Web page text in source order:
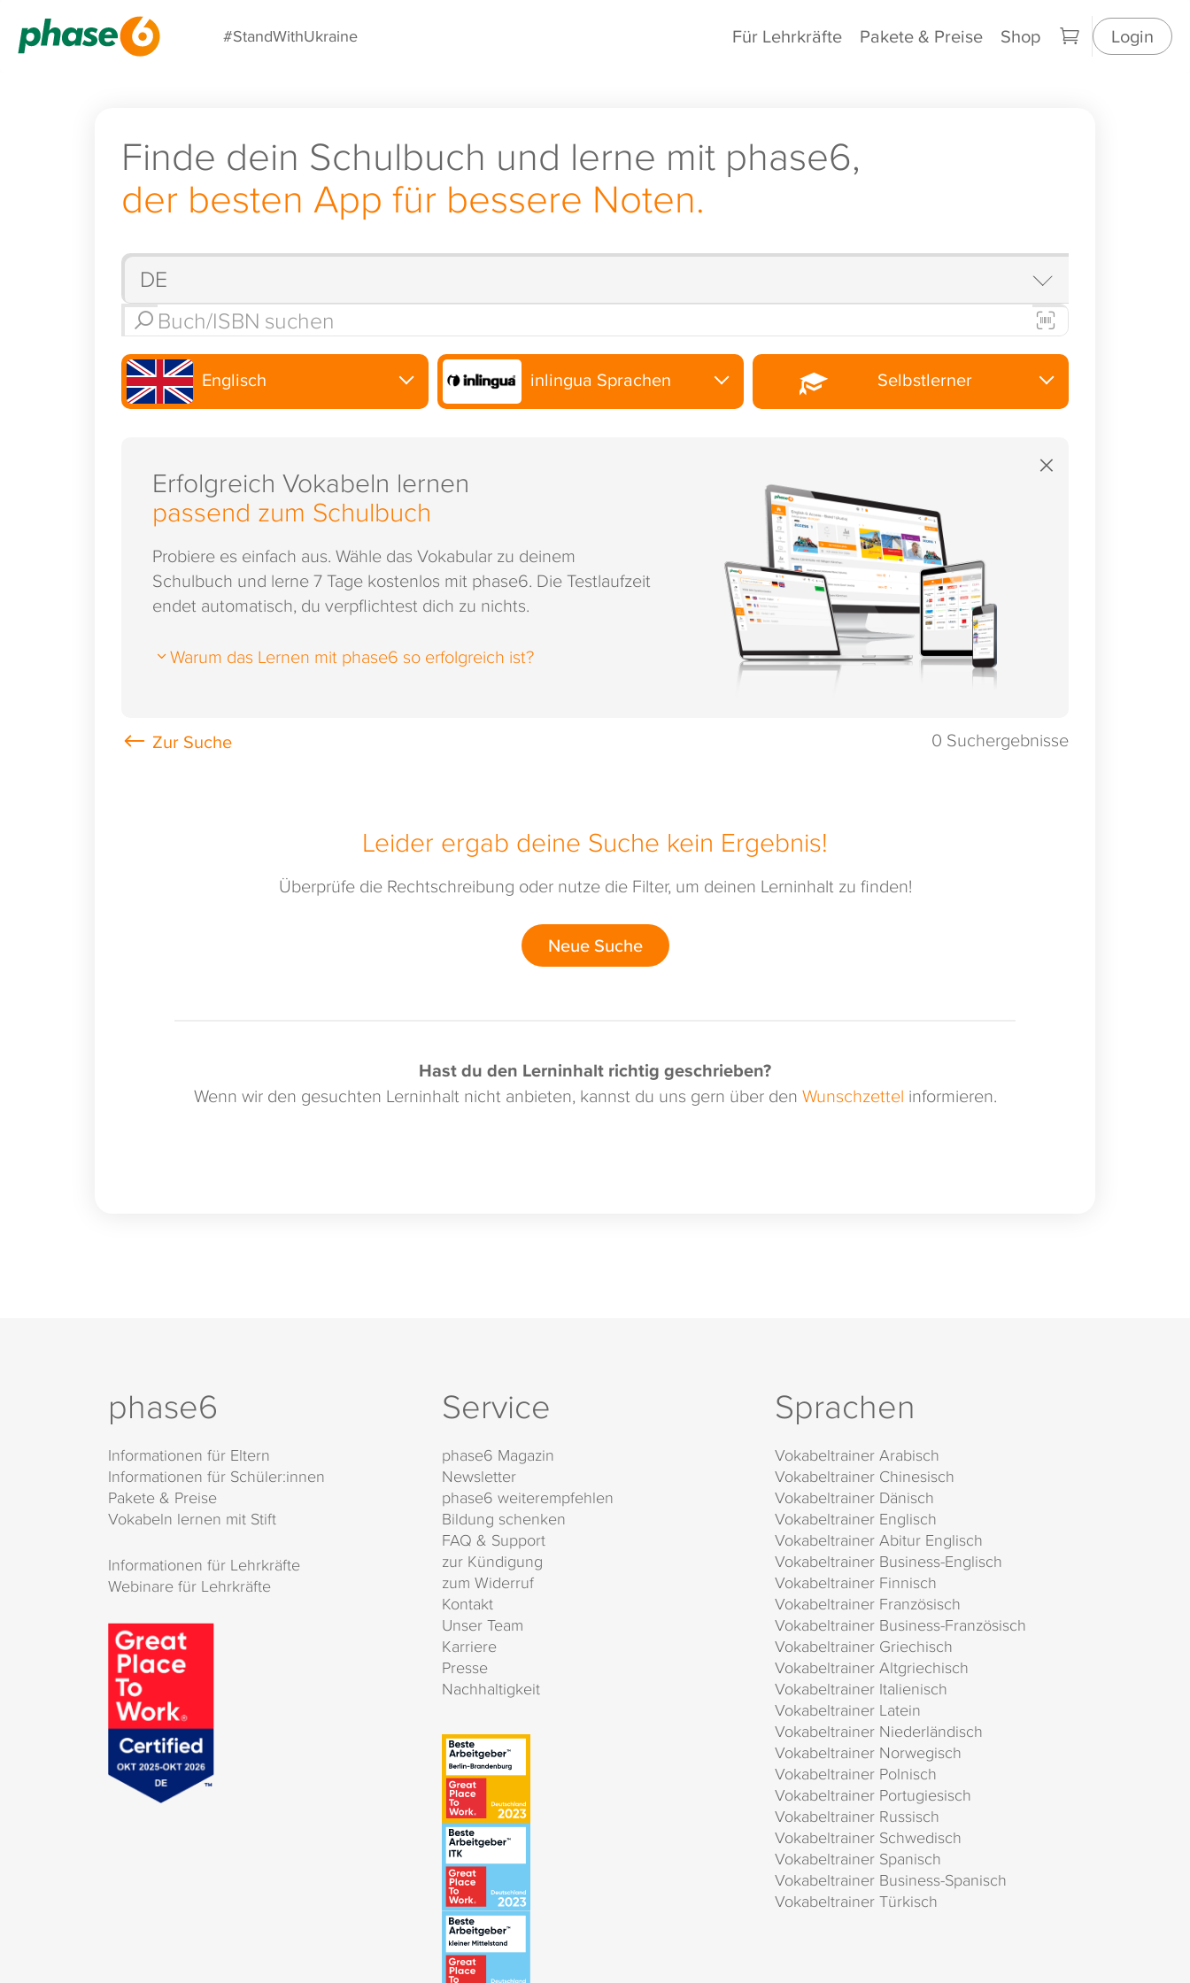
#StandWithUkraine Für Lehrkräfte Pakete & Preise Shop Login
Finde dein Schulbuch und lerne mit phase6,
der besten App für bessere Noten.
Englisch inlingua Sprachen Selbstlerner
×
Erfolgreich Vokabeln lernen
passend zum Schulbuch
Probiere es einfach aus. Wähle das Vokabular zu deinem
Schulbuch und lerne 7 Tage kostenlos mit phase6. Die Testlaufzeit
endet automatisch, du verpflichtest dich zu nichts.
Warum das Lernen mit phase6 so erfolgreich ist?
0 Suchergebnisse
Leider ergab deine Suche kein Ergebnis!
Überprüfe die Rechtschreibung oder nutze die Filter, um deinen Lerninhalt zu finden!
Neue Suche
Hast du den Lerninhalt richtig geschrieben?
Wenn wir den gesuchten Lerninhalt nicht anbieten, kannst du uns gern über den Wunschzettel informieren.
phase6
Informationen für Eltern
Informationen für Schüler:innen
Pakete & Preise
Vokabeln lernen mit Stift
Informationen für Lehrkräfte
Webinare für Lehrkräfte
Service
phase6 Magazin
Newsletter
phase6 weiterempfehlen
Bildung schenken
FAQ & Support
zur Kündigung
zum Widerruf
Kontakt
Unser Team
Karriere
Presse
Nachhaltigkeit
Sprachen
Vokabeltrainer Arabisch
Vokabeltrainer Chinesisch
Vokabeltrainer Dänisch
Vokabeltrainer Englisch
Vokabeltrainer Abitur Englisch
Vokabeltrainer Business-Englisch
Vokabeltrainer Finnisch
Vokabeltrainer Französisch
Vokabeltrainer Business-Französisch
Vokabeltrainer Griechisch
Vokabeltrainer Altgriechisch
Vokabeltrainer Italienisch
Vokabeltrainer Latein
Vokabeltrainer Niederländisch
Vokabeltrainer Norwegisch
Vokabeltrainer Polnisch
Vokabeltrainer Portugiesisch
Vokabeltrainer Russisch
Vokabeltrainer Schwedisch
Vokabeltrainer Spanisch
Vokabeltrainer Business-Spanisch
Vokabeltrainer Türkisch